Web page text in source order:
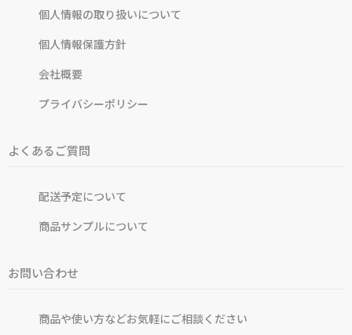
個人情報の取り扱いについて
個人情報保護方針
会社概要
プライバシーポリシー
よくあるご質問
配送予定について
商品サンプルについて
お問い合わせ
商品や使い方などお気軽にご相談ください